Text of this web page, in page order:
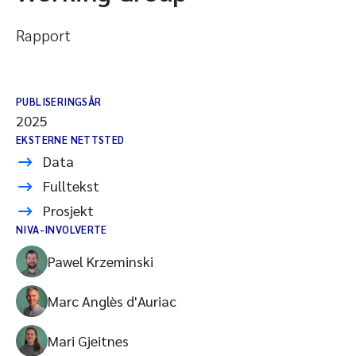
Rapport
PUBLISERINGSÅR
2025
EKSTERNE NETTSTED
Data
Fulltekst
Prosjekt
NIVA-INVOLVERTE
Pawel Krzeminski
Marc Anglès d'Auriac
Mari Gjeitnes